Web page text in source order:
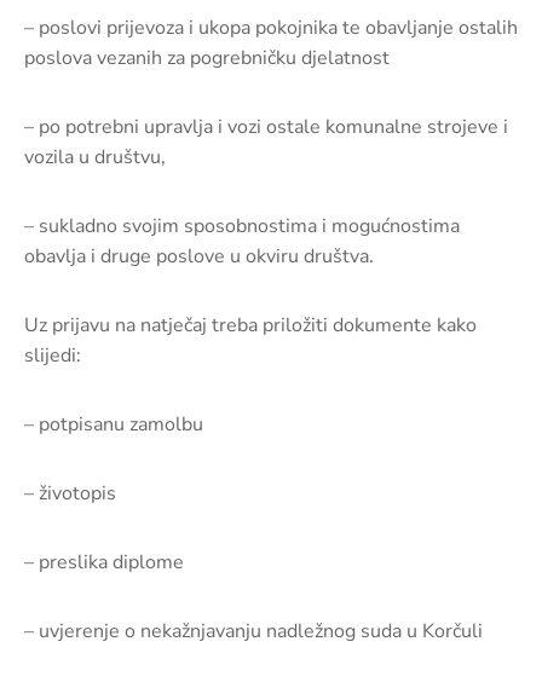
– poslovi prijevoza i ukopa pokojnika te obavljanje ostalih
poslova vezanih za pogrebničku djelatnost
– po potrebni upravlja i vozi ostale komunalne strojeve i
vozila u društvu,
– sukladno svojim sposobnostima i mogućnostima
obavlja i druge poslove u okviru društva.
Uz prijavu na natječaj treba priložiti dokumente kako
slijedi:
– potpisanu zamolbu
– životopis
– preslika diplome
– uvjerenje o nekažnjavanju nadležnog suda u Korčuli